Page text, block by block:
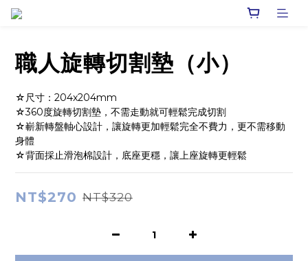
職人旋轉切割墊（小）
☆尺寸：204x204mm
☆360度旋轉切割墊，不需走動就可輕鬆完成切割
☆嶄新轉盤軸心設計，讓旋轉更加輕鬆完全不費力，更不需移動
身體
☆背面採止滑泡棉設計，底座更穩，讓上座旋轉更輕鬆
NT$270 NT$320